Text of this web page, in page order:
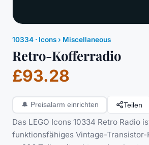
10334 · Icons› Miscellaneous
Retro-Kofferradio
£93.28
🔔 Preisalarm einrichten Teilen
Das LEGO Icons 10334 Retro Radio
funktionsfähiges Vintage-